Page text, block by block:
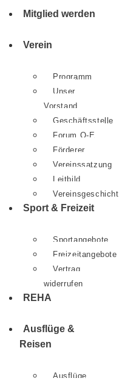
Mitglied werden
Verein
Programm
Unser
Vorstand
Geschäftsstelle
Forum O-E
Förderer
Vereinssatzung
Leitbild
Sport & Freizeit
Sportangebote
Freizeitangebote
Vertrag
widerrufen
REHA
Ausflüge &
Reisen
Ausflüge